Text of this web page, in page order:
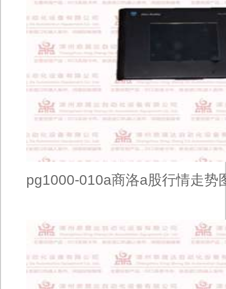
pg1000-010a商洛a股行情走势